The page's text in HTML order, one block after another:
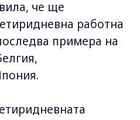
че ще
работна
примера на